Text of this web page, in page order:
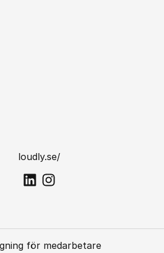
loudly.se/
för medarbetare